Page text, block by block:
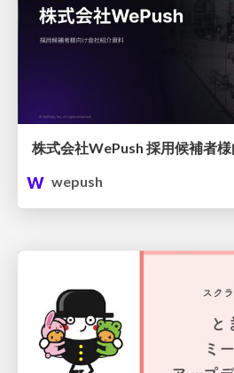
株式会社WePush 採用候補者
wepush